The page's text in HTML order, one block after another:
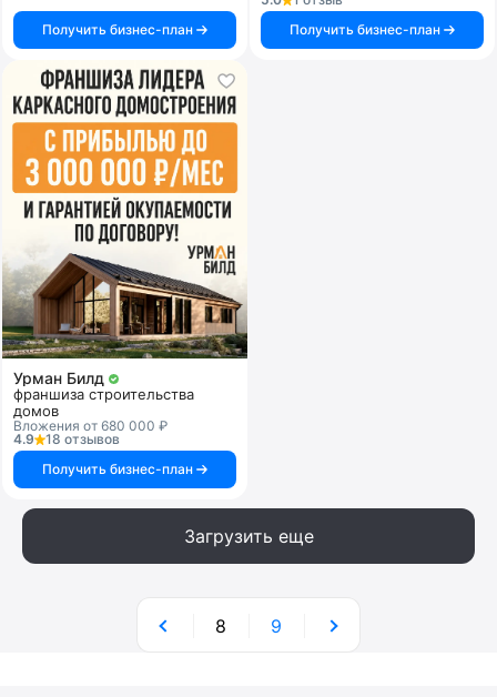
Получить бизнес-план
Получить бизнес-план
Урман Билд
франшиза строительства
домов
Вложения от 680 000 ₽
4.9
18 отзывов
Получить бизнес-план
Загрузить еще
8 9